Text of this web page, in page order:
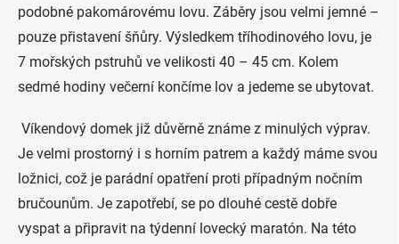
podobné pakomárovému lovu. Záběry jsou velmi jemné –
pouze přistavení šňůry. Výsledkem tříhodinového lovu, je
7 mořských pstruhů ve velikosti 40 – 45 cm. Kolem
sedmé hodiny večerní končíme lov a jedeme se ubytovat.
Víkendový domek již důvěrně známe z minulých výprav.
Je velmi prostorný i s horním patrem a každý máme svou
ložnici, což je parádní opatření proti případným nočním
bručounům. Je zapotřebí, se po dlouhé cestě dobře
vyspat a připravit na týdenní lovecký maratón. Na této